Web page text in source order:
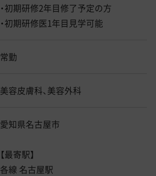
・初期研修2年目修了予定の方
・初期研修医1年目見学可能
常勤
美容皮膚科、美容外科
愛知県名古屋市
【最寄駅】
各線 名古屋駅